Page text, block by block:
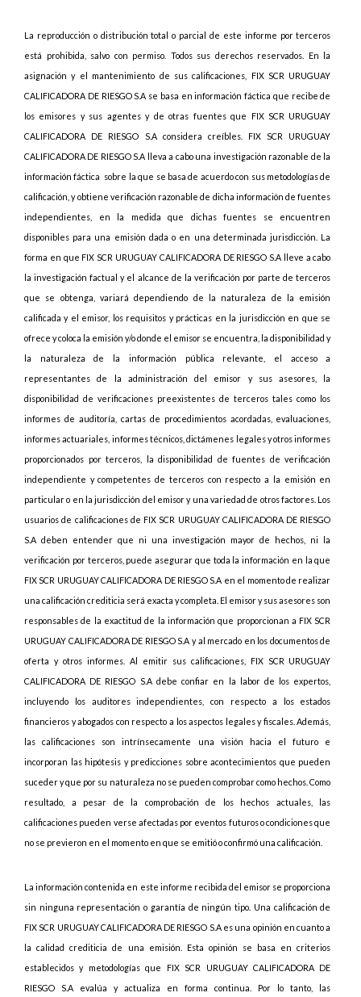
La reproducción o distribución total o parcial de este informe por terceros
está prohibida, salvo con permiso. Todos sus derechos reservados. En la
asignación y el mantenimiento de sus calificaciones, FIX SCR URUGUAY
CALIFICADORA DE RIESGO S.A se basa en información fáctica que recibe de
los emisores y sus agentes y de otras fuentes que FIX SCR URUGUAY
CALIFICADORA DE RIESGO S.A considera creíbles. FIX SCR URUGUAY
CALIFICADORA DE RIESGO S.A lleva a cabo una investigación razonable de la
información fáctica sobre la que se basa de acuerdo con sus metodologías de
calificación, y obtiene verificación razonable de dicha información de fuentes
independientes, en la medida que dichas fuentes se encuentren
disponibles para una emisión dada o en una determinada jurisdicción. La
forma en que FIX SCR URUGUAY CALIFICADORA DE RIESGO S.A lleve a cabo
la investigación factual y el alcance de la verificación por parte de terceros
que se obtenga, variará dependiendo de la naturaleza de la emisión
calificada y el emisor, los requisitos y prácticas en la jurisdicción en que se
ofrece y coloca la emisión y/o donde el emisor se encuentra, la disponibilidad y
la naturaleza de la información pública relevante, el acceso a
representantes de la administración del emisor y sus asesores, la
disponibilidad de verificaciones preexistentes de terceros tales como los
informes de auditoría, cartas de procedimientos acordadas, evaluaciones,
informes actuariales, informes técnicos, dictámenes legales y otros informes
proporcionados por terceros, la disponibilidad de fuentes de verificación
independiente y competentes de terceros con respecto a la emisión en
particular o en la jurisdicción del emisor y una variedad de otros factores. Los
usuarios de calificaciones de FIX SCR URUGUAY CALIFICADORA DE RIESGO
S.A deben entender que ni una investigación mayor de hechos, ni la
verificación por terceros, puede asegurar que toda la información en la que
FIX SCR URUGUAY CALIFICADORA DE RIESGO S.A en el momento de realizar
una calificación crediticia será exacta y completa. El emisor y sus asesores son
responsables de la exactitud de la información que proporcionan a FIX SCR
URUGUAY CALIFICADORA DE RIESGO S.A y al mercado en los documentos de
oferta y otros informes. Al emitir sus calificaciones, FIX SCR URUGUAY
CALIFICADORA DE RIESGO S.A debe confiar en la labor de los expertos,
incluyendo los auditores independientes, con respecto a los estados
financieros y abogados con respecto a los aspectos legales y fiscales. Además,
las calificaciones son intrínsecamente una visión hacia el futuro e
incorporan las hipótesis y predicciones sobre acontecimientos que pueden
suceder y que por su naturaleza no se pueden comprobar como hechos. Como
resultado, a pesar de la comprobación de los hechos actuales, las
calificaciones pueden verse afectadas por eventos futuros o condiciones que
no se previeron en el momento en que se emitió o confirmó una calificación.
La información contenida en este informe recibida del emisor se proporciona
sin ninguna representación o garantía de ningún tipo. Una calificación de
FIX SCR URUGUAY CALIFICADORA DE RIESGO S.A es una opinión en cuanto a
la calidad crediticia de una emisión. Esta opinión se basa en criterios
establecidos y metodologías que FIX SCR URUGUAY CALIFICADORA DE
RIESGO S.A evalúa y actualiza en forma continua. Por lo tanto, las